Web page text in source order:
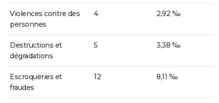
Violences contre des
personnes
4 2,92 ‰
Destructions et
dégradations
5 3,38 ‰
Escroqueries et
fraudes
12 8,11 ‰